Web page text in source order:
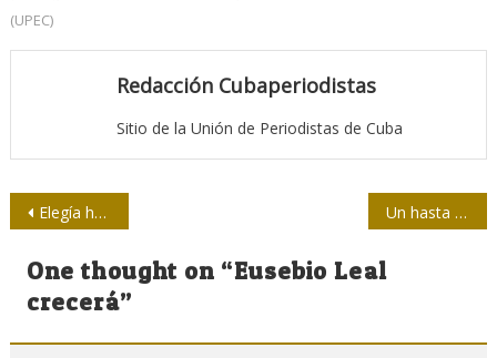
(UPEC)
Redacción Cubaperiodistas
Sitio de la Unión de Periodistas de Cuba
Navegación
de
entradas
Elegía habanera Un hasta luego al novio eterno de La Habana
One thought on “Eusebio Leal
crecerá”